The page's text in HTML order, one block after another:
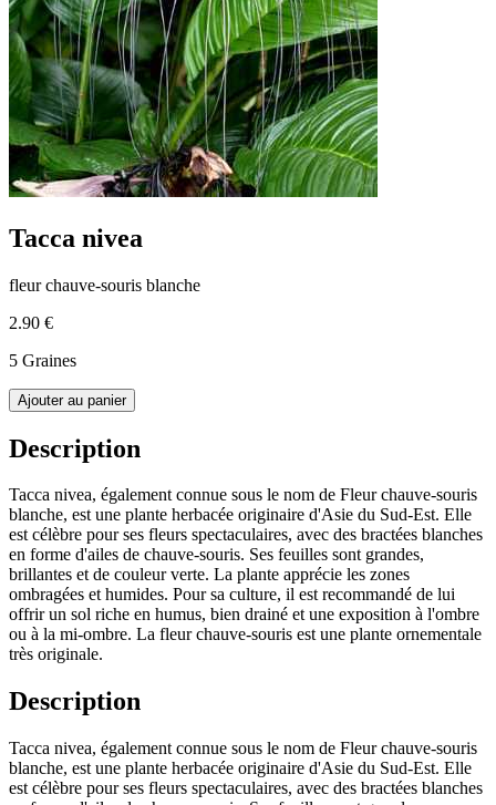
Tacca nivea
fleur chauve-souris blanche
2.90 €
5 Graines
Ajouter au panier
Description
Tacca nivea, également connue sous le nom de Fleur chauve-souris
blanche, est une plante herbacée originaire d'Asie du Sud-Est. Elle
est célèbre pour ses fleurs spectaculaires, avec des bractées blanches
en forme d'ailes de chauve-souris. Ses feuilles sont grandes,
brillantes et de couleur verte. La plante apprécie les zones
ombragées et humides. Pour sa culture, il est recommandé de lui
offrir un sol riche en humus, bien drainé et une exposition à l'ombre
ou à la mi-ombre. La fleur chauve-souris est une plante ornementale
très originale.
Description
Tacca nivea, également connue sous le nom de Fleur chauve-souris
blanche, est une plante herbacée originaire d'Asie du Sud-Est. Elle
est célèbre pour ses fleurs spectaculaires, avec des bractées blanches